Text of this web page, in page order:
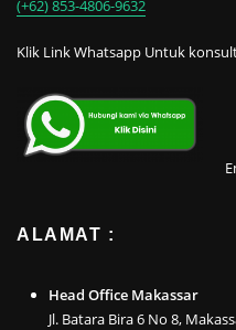
(+62) 853-4806-9632
Klik Link Whatsapp Untuk
ALAMAT :
Head Office Makassar
Jl. Batara Bira 6 No 8,